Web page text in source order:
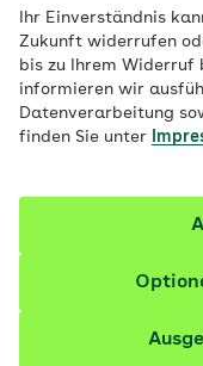
Ihr Einverständnis
Zukunft widerrufen
bis zu Ihrem Widerruf
informieren wir
Datenverarbeitung
finden Sie unter
Why do we
legal basis?
General Data
To fulfill
to fulfill its
in Germany or
if the legal